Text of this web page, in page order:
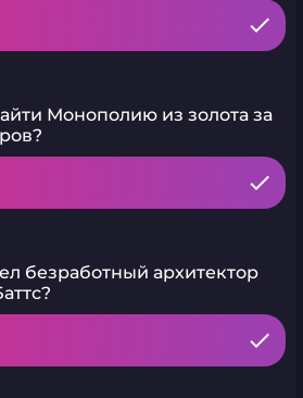
Монополию из золота за
безработный архитектор